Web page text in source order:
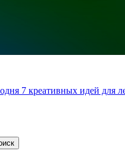
7 креативных идей для